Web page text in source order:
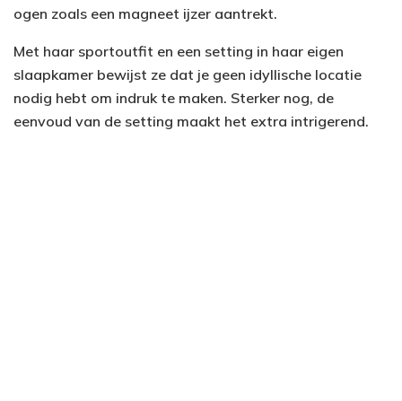
ogen zoals een magneet ijzer aantrekt.
Met haar sportoutfit en een setting in haar eigen
slaapkamer bewijst ze dat je geen idyllische locatie
nodig hebt om indruk te maken. Sterker nog, de
eenvoud van de setting maakt het extra intrigerend.